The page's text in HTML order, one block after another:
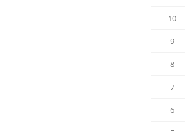
10
9
8
7
6